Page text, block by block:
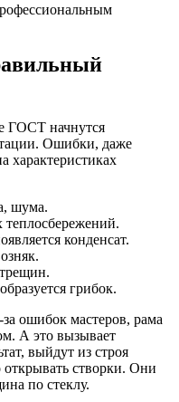
ГОСТ начнутся
Ошибки, даже
характеристиках
шума.
конденсат.
грибок.
ошибок мастеров, рама
А это вызывает
выйдут из строя
створки. Они
по стеклу.